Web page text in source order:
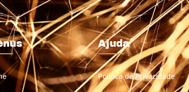
Ajuda
Política de Privacidade